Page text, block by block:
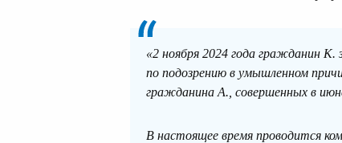
«2 ноября 2024 года гражданин
по подозрению в умышленном
гражданина А., совершенных в
В настоящее время проводится